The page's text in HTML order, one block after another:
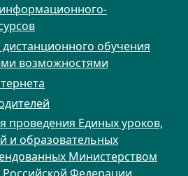
обучения
возможностями
проведения Единых уроков,
и образовательных
Министерством